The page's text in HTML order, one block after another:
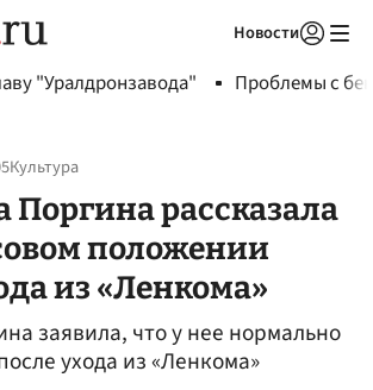
Новости
"Уралдронзавода" Проблемы с
Культура
рассказала
положении
из «Ленкома»
заявила, что у нее нормально
ухода из «Ленкома»